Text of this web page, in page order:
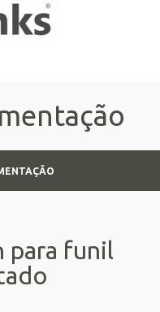
para funil